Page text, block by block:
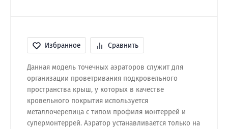
Избранное Сравнить
Данная модель точечных аэраторов служит для
организации проветривания подкровельного
пространства крыш, у которых в качестве
кровельного покрытия используется
металлочерепица с типом профиля монтеррей и
супермонтеррей. Аэратор устанавливается только на